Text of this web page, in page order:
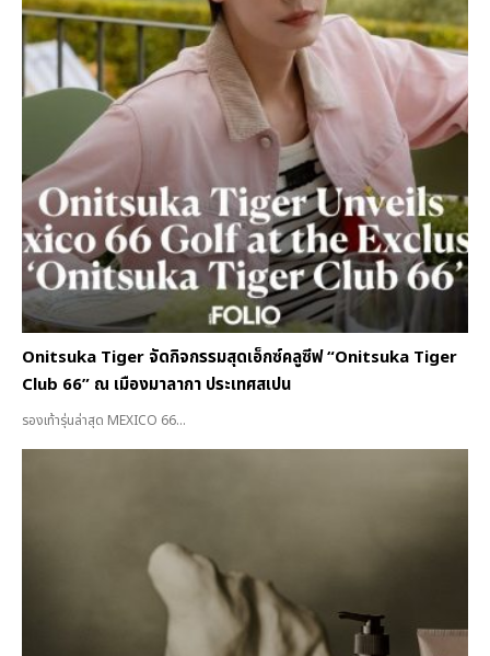
Onitsuka Tiger จัดกิจกรรมสุดเอ็กซ์คลูซีฟ “Onitsuka Tiger
Club 66” ณ เมืองมาลากา ประเทศสเปน
รองเท้ารุ่นล่าสุด MEXICO 66...